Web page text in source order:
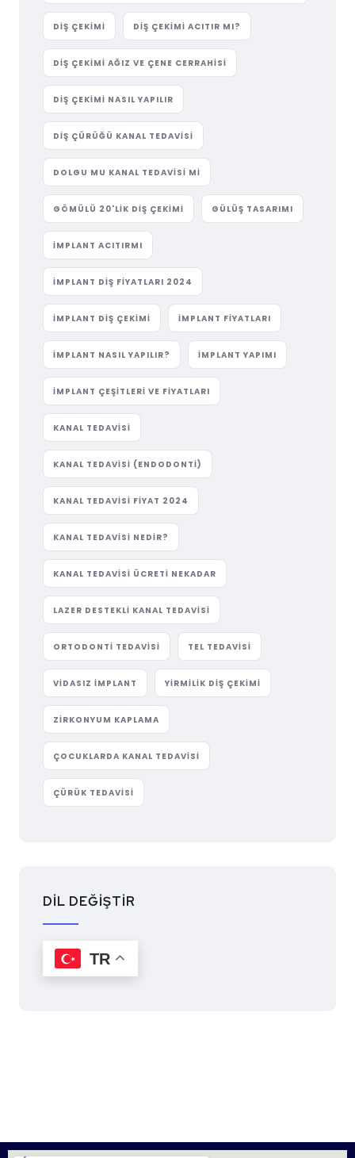
DIŞ ÇEKIMI DIŞ ÇEKIMI ACITIR MI?
DIŞ ÇEKIMI AĞIZ VE ÇENE CERRAHISI
DIŞ ÇEKIMI NASIL YAPILIR
DIŞ ÇÜRÜĞÜ KANAL TEDAVISI
DOLGU MU KANAL TEDAVISI MI
GÖMÜLÜ 20'LIK DIŞ ÇEKIMI GÜLÜŞ TASARIMI
IMPLANT ACITIRMI
IMPLANT DIŞ FIYATLARI 2024
IMPLANT DIŞ ÇEKIMI IMPLANT FIYATLARI
IMPLANT NASIL YAPILIR? IMPLANT YAPIMI
IMPLANT ÇEŞITLERI VE FIYATLARI
KANAL TEDAVISI
KANAL TEDAVISI (ENDODONTI)
KANAL TEDAVISI FIYAT 2024
KANAL TEDAVISI NEDIR?
KANAL TEDAVISI ÜCRETI NEKADAR
LAZER DESTEKLI KANAL TEDAVISI
ORTODONTI TEDAVISI TEL TEDAVISI
VIDASIZ IMPLANT YIRMILIK DIŞ ÇEKIMI
ZIRKONYUM KAPLAMA
ÇOCUKLARDA KANAL TEDAVISI
ÇÜRÜK TEDAVISI
DİL DEĞİŞTİR
TR